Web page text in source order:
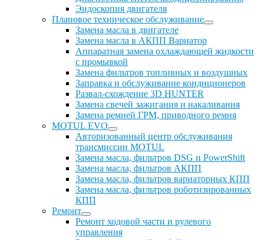
Эндоскопия двигателя
Плановое техническое обслуживание
Замена масла в двигателе
Замена масла в АКПП Вариатор
Аппаратная замена охлаждающей жидкости
с промывкой
Замена фильтров топливных и воздушных
Заправка и обслуживание кондиционеров
Развал-схождение 3D HUNTER
Замена свечей зажигания и накаливания
Замена ремней ГРМ, приводного ремня
MOTUL EVO
Авторизованный центр обслуживания
трансмиссии MOTUL
Замена масла, фильтров DSG и PowerShift
Замена масла, фильтров АКПП
Замена масла, фильтров вариаторных КПП
Замена масла, фильтров роботизированных
КПП
Ремонт
Ремонт ходовой части и рулевого
управления